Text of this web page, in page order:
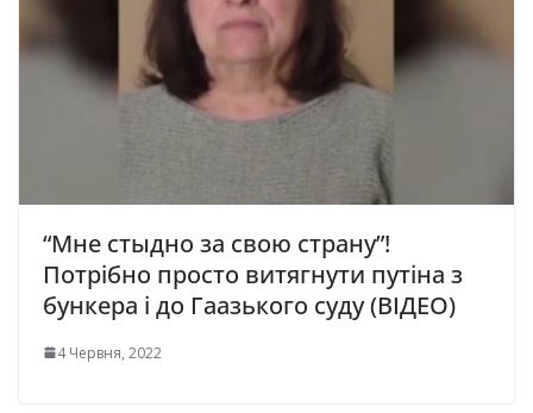
“Мне стыдно за свою страну”!
Потрібно просто витягнути путіна з
бункера і до Гаазького суду (ВІДЕО)
4 Червня, 2022